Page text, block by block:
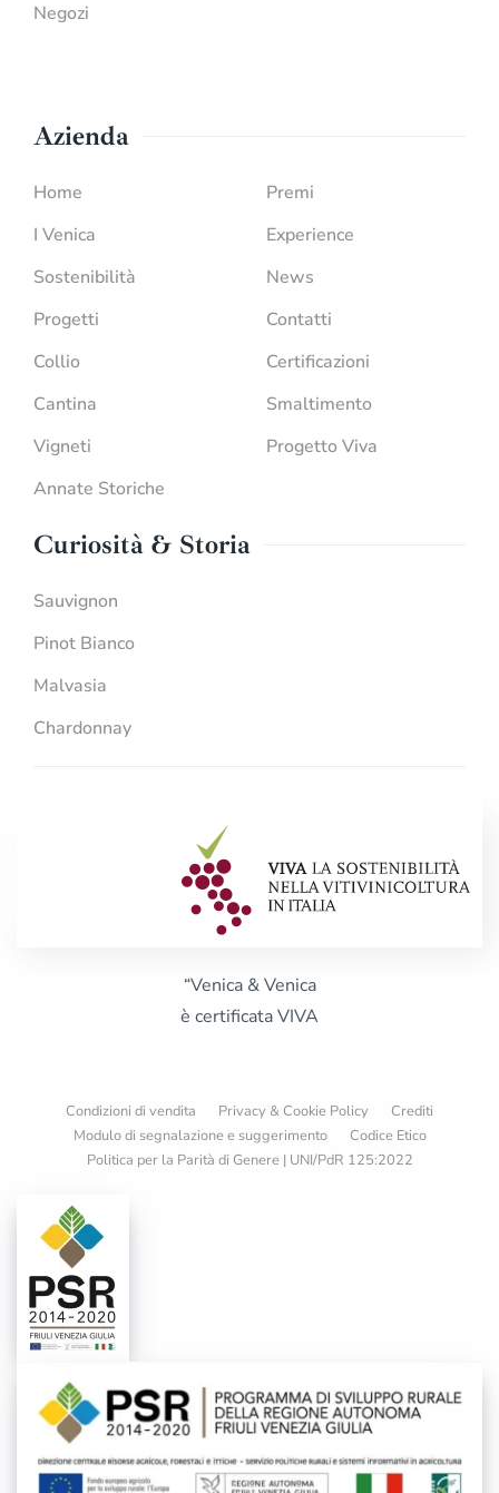
Negozi
Azienda
Home
I Venica
Sostenibilità
Progetti
Collio
Cantina
Vigneti
Annate Storiche
Premi
Experience
News
Contatti
Certificazioni
Smaltimento
Progetto Viva
Curiosità & Storia
Sauvignon
Pinot Bianco
Malvasia
Chardonnay
“Venica & Venica
è certificata VIVA
Condizioni di vendita Privacy & Cookie Policy
Crediti
Modulo di segnalazione e suggerimento
Codice Etico
Politica per la Parità di Genere | UNI/PdR 125:2022